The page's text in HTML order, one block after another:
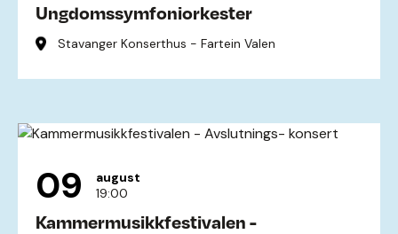
Ungdomssymfoniorkester
Stavanger Konserthus - Fartein Valen
09
august
19:00
Kammermusikkfestivalen -